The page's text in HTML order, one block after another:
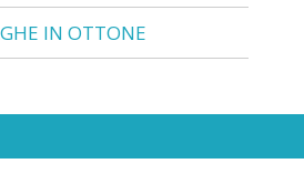
IN OTTONE